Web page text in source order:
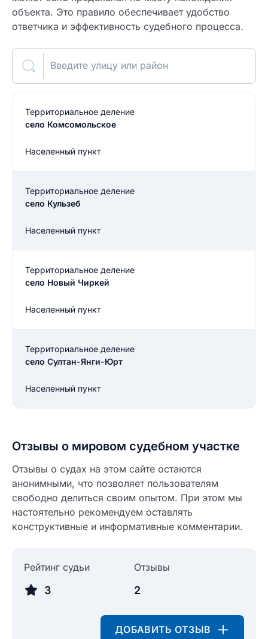
объекта. Это правило обеспечивает удобство
ответчика и эффективность судебного процесса.
Введите улицу или район
Территориальное деление
село Комсомольское
Населенный пункт
Территориальное деление
село Кульзеб
Населенный пункт
Территориальное деление
село Новый Чиркей
Населенный пункт
Территориальное деление
село Султан-Янги-Юрт
Населенный пункт
Отзывы о мировом судебном участке
Отзывы о судах на этом сайте остаются
анонимными, что позволяет пользователям
свободно делиться своим опытом. При этом мы
настоятельно рекомендуем оставлять
конструктивные и информативные комментарии.
Рейтинг судьи
3
Отзывы
2
ДОБАВИТЬ ОТЗЫВ
Введите свой e-mail
Введите свое имя
Введите свой номер телефона